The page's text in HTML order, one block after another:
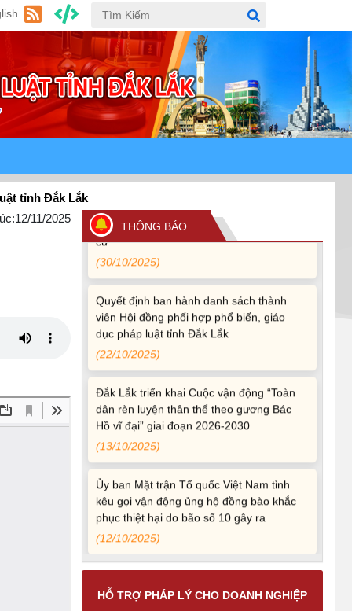
Lắk
12/11/2025
THÔNG BÁO
Quy định xử phạt vi phạm vi định giao
thông đường bộ theo Nghị định 168
(13/11/2025)
Tài liệu hỏi đáp văn kiện đại hội Đảng bộ
tỉnh Đắk Lắk lần thứ I
Ủy ban Thường vụ Quốc hội ban hành
cử
(30/10/2025)
dục pháp luật tỉnh Đắk Lắk
(22/10/2025)
Hồ vĩ đại” giai đoạn 2026-2030
(13/10/2025)
phục thiệt hại do bão số 10 gây ra
(12/10/2025)
(09/10/2025)
HỖ TRỢ PHÁP LÝ CHO DOANH NGHIỆP